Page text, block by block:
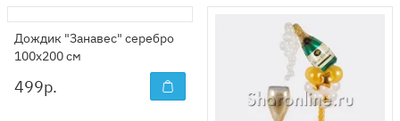
Дождик "Занавес" серебро
100x200 см
499р.